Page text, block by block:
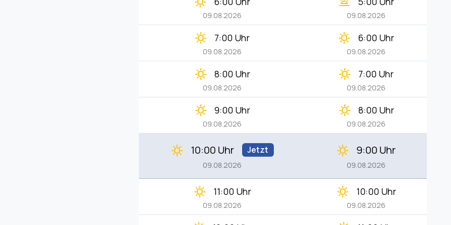
09.08.2026 09.08.2026
clear_day 7:00 Uhr
09.08.2026
clear_day 6:00 Uhr
09.08.2026
clear_day 8:00 Uhr
09.08.2026
clear_day 7:00 Uhr
09.08.2026
clear_day 9:00 Uhr
09.08.2026
clear_day 8:00 Uhr
09.08.2026
clear_day 10:00 Uhr Jetzt
09.08.2026
clear_day 9:00 Uhr
09.08.2026
clear_day 11:00 Uhr
09.08.2026
clear_day 10:00 Uhr
09.08.2026